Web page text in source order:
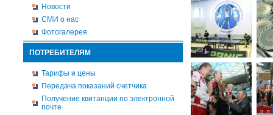
Новости
СМИ о нас
Фотогалерея
ПОТРЕБИТЕЛЯМ
Тарифы и цены
Передача показаний счетчика
Получение квитанции по электронной
почте